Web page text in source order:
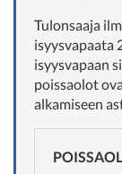
Tulonsaaja
isyysvapaata
isyysvapaan
poissaolot
alkamiseen